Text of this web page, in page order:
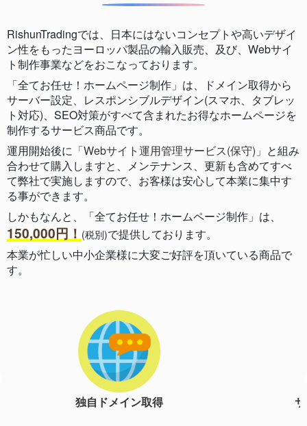
RishunTradingでは、日本にはないコンセプトや高いデザイ
ン性をもったヨーロッパ製品の輸入販売、及び、Webサイ
ト制作事業などをおこなっております。
「全てお任せ！ホームページ制作」は、ドメイン取得から
サーバー設定、レスポンシブルデザイン(スマホ、タブレッ
ト対応)、SEO対策がすべて含まれたお得なホームページを
制作するサービス商品です。
運用開始後に 「Webサイト運用管理サービス(保守)」 と組み
合わせて購入しますと、メンテナンス、更新も含めてすべ
て弊社で実施しますので、お客様は安心して本業に集中す
る事ができます。
しかもなんと、「全てお任せ！ホームページ制作」は、
150,000円！ (税別)で提供しております。
本業が忙しい中小企業様に大変ご好評を頂いている商品で
す。
サーバー開設＆設定